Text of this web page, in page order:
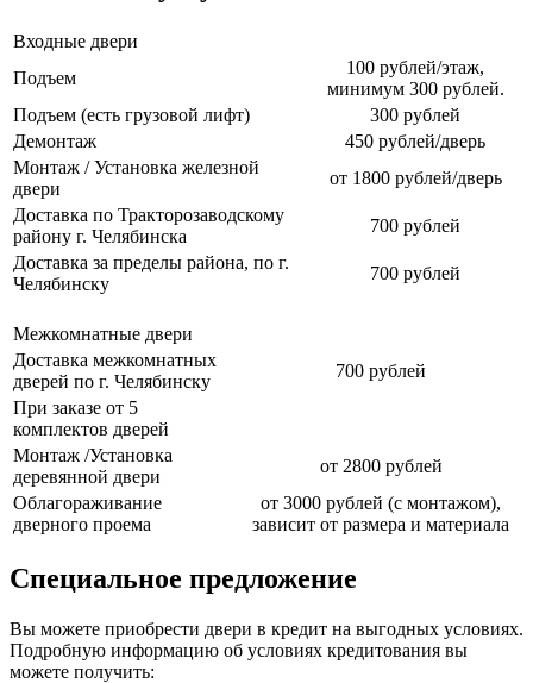
Входные двери
Подъем
100 рублей/этаж,
минимум 300 рублей.
Подъем (есть грузовой лифт)
300 рублей
Демонтаж
450 рублей/дверь
Монтаж / Установка железной
двери
от 1800 рублей/дверь
Доставка по Тракторозаводскому
району г. Челябинска
700 рублей
Доставка за пределы района, по г.
Челябинску
700 рублей
Межкомнатные двери
Доставка межкомнатных
дверей по г. Челябинску
700 рублей
При заказе от 5
комплектов дверей
Монтаж /Установка
деревянной двери
от 2800 рублей
Облагораживание
дверного проема
от 3000 рублей (с монтажом),
зависит от размера и материала
Специальное предложение
Вы можете приобрести двери в кредит на выгодных условиях.
Подробную информацию об условиях кредитования вы
можете получить: